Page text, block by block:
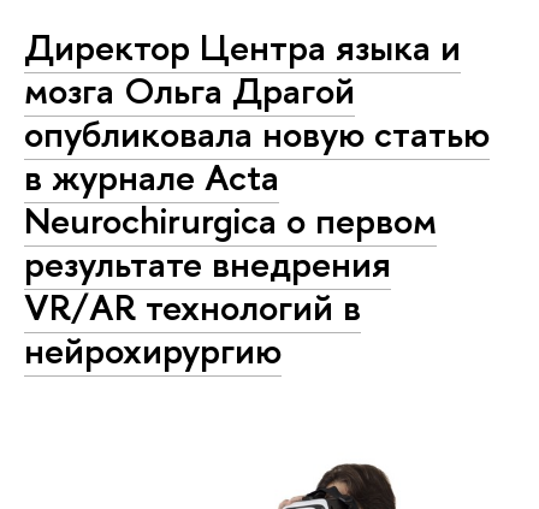
Директор Центра языка и
мозга Ольга Драгой
опубликовала новую статью
в журнале Acta
Neurochirurgica о первом
результате внедрения
VR/AR технологий в
нейрохирургию